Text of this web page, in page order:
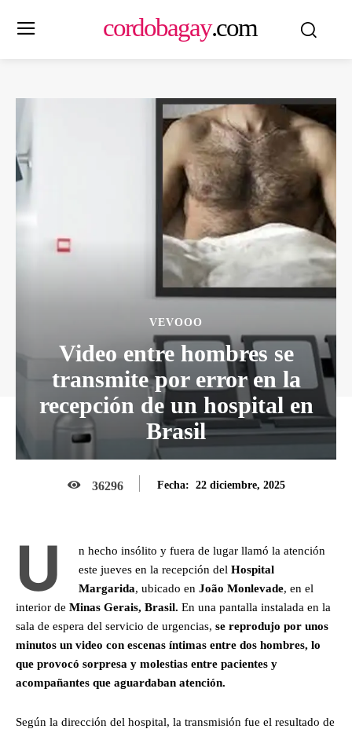
cordobagay.com
VEVOOO
Video entre hombres se
transmite por error en la
recepción de un hospital en
Brasil
36296 Fecha: 22 diciembre, 2025
U
n hecho insólito y fuera de lugar llamó la atención
este jueves en la recepción del Hospital
Margarida, ubicado en João Monlevade, en el
interior de Minas Gerais, Brasil. En una pantalla instalada en la
sala de espera del servicio de urgencias, se reprodujo por unos
minutos un video con escenas íntimas entre dos hombres, lo
que provocó sorpresa y molestias entre pacientes y
acompañantes que aguardaban atención.
Según la dirección del hospital, la transmisión fue el resultado de